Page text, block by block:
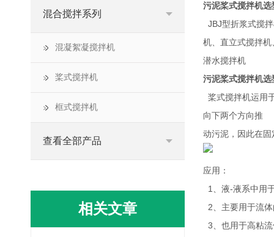
污泥桨式搅拌机选
JBJ型折浆式搅
机、直立式搅拌机
潜水搅拌机
污泥桨式搅拌机选
桨式搅拌机运用
向下两个方向推
动污泥，因此在
应用：
1、液-液系中用
2、主要用于流
3、也用于高粘
混合搅拌系列
混凝絮凝搅拌机
桨式搅拌机
框式搅拌机
查看全部产品
相关文章